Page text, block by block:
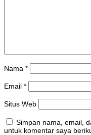
Nama *
Email *
Situs Web
Simpan nama, email,
untuk komentar saya